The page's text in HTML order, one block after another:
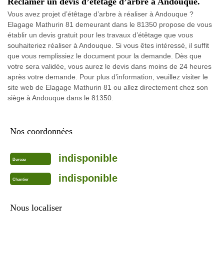
Vous avez projet d’étêtage d’arbre à réaliser à Andouque ?
Elagage Mathurin 81 demeurant dans le 81350 propose de vous
établir un devis gratuit pour les travaux d’étêtage que vous
souhaiteriez réaliser à Andouque. Si vous êtes intéressé, il suffit
que vous remplissiez le document pour la demande. Dès que
votre sera validée, vous aurez le devis dans moins de 24 heures
après votre demande. Pour plus d’information, veuillez visiter le
site web de Elagage Mathurin 81 ou allez directement chez son
siège à Andouque dans le 81350.
Nos coordonnées
Bureau indisponible
Chantier indisponible
Nous localiser